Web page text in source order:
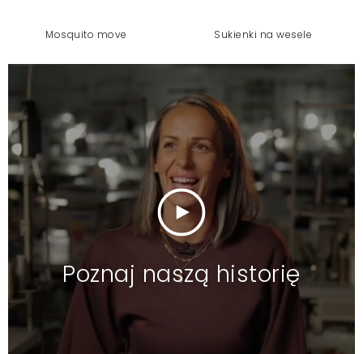
mosquito move sukienki na wesele
Poznaj naszą historię